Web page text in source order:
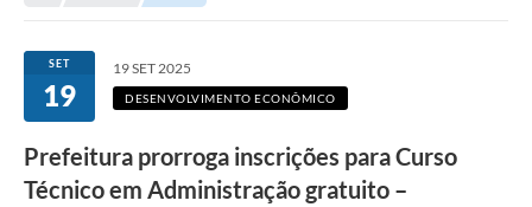
SET
19
19 SET 2025
DESENVOLVIMENTO ECONÔMICO
Prefeitura prorroga inscrições para Curso
Técnico em Administração gratuito –